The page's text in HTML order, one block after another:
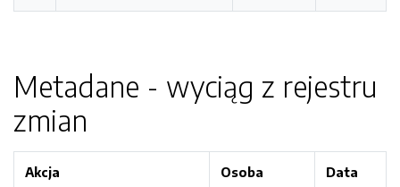
Metadane - wyciąg z rejestru
zmian
Akcja Osoba Data